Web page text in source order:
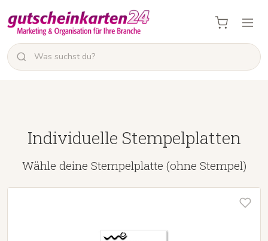
Individuelle Stempelplatten
Wähle deine Stempelplatte (ohne Stempel)